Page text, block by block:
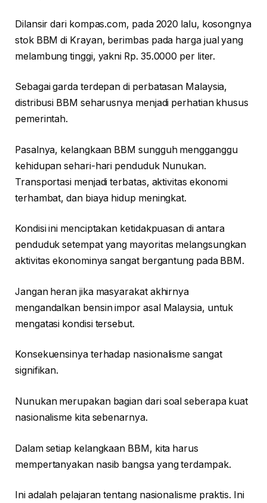
Dilansir dari kompas.com, pada 2020 lalu, kosongnya
stok BBM di Krayan, berimbas pada harga jual yang
melambung tinggi, yakni Rp. 35.0000 per liter.
Sebagai garda terdepan di perbatasan Malaysia,
distribusi BBM seharusnya menjadi perhatian khusus
pemerintah.
Pasalnya, kelangkaan BBM sungguh mengganggu
kehidupan sehari-hari penduduk Nunukan.
Transportasi menjadi terbatas, aktivitas ekonomi
terhambat, dan biaya hidup meningkat.
Kondisi ini menciptakan ketidakpuasan di antara
penduduk setempat yang mayoritas melangsungkan
aktivitas ekonominya sangat bergantung pada BBM.
Jangan heran jika masyarakat akhirnya
mengandalkan bensin impor asal Malaysia, untuk
mengatasi kondisi tersebut.
Konsekuensinya terhadap nasionalisme sangat
signifikan.
Nunukan merupakan bagian dari soal seberapa kuat
nasionalisme kita sebenarnya.
Dalam setiap kelangkaan BBM, kita harus
mempertanyakan nasib bangsa yang terdampak.
Ini adalah pelajaran tentang nasionalisme praktis. Ini